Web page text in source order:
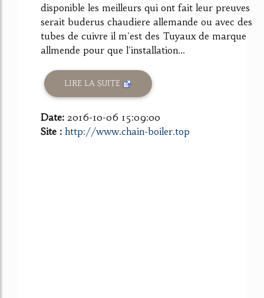
disponible les meilleurs qui ont fait leur preuves
serait buderus chaudiere allemande ou avec des
tubes de cuivre il m'est des Tuyaux de marque
allmende pour que l'installation...
LIRE LA SUITE
Date: 2016-10-06 15:09:00
Site : http://www.chain-boiler.top